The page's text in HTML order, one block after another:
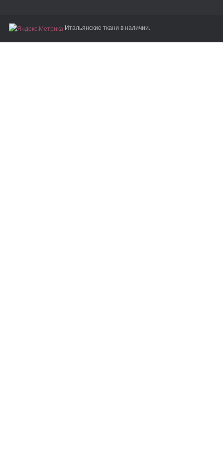
Итальянские ткани в наличии.